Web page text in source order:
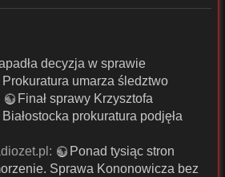
decyzja w sprawie
umarza śledztwo
Finał sprawy Krzysztofa
prokuratura podjęła
Ponad tysiąc stron
Sprawa Kononowicza bez